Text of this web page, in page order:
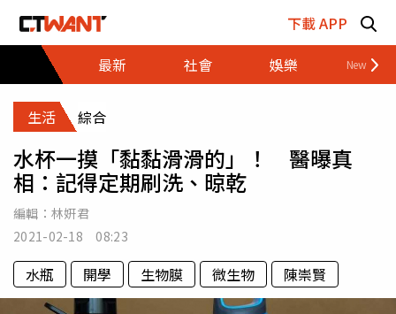
下載 APP
最新
社會 娛樂 財經
生活 綜合
水杯一摸「黏黏滑滑的」！ 醫曝真
相：記得定期刷洗、晾乾
編輯： 林姸君
2021-02-18 08:23
水瓶 開學 生物膜 微生物 陳崇賢